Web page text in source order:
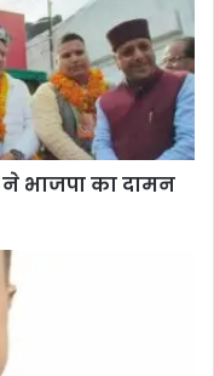
भाजपा का दामन